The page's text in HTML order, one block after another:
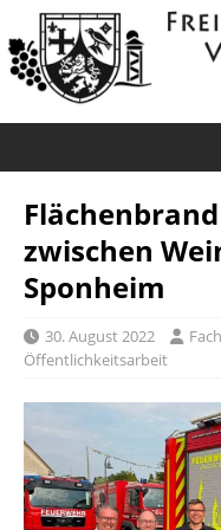
zwischen
Sponheim
30. August 2022
Öffentlichkeitsarbeit